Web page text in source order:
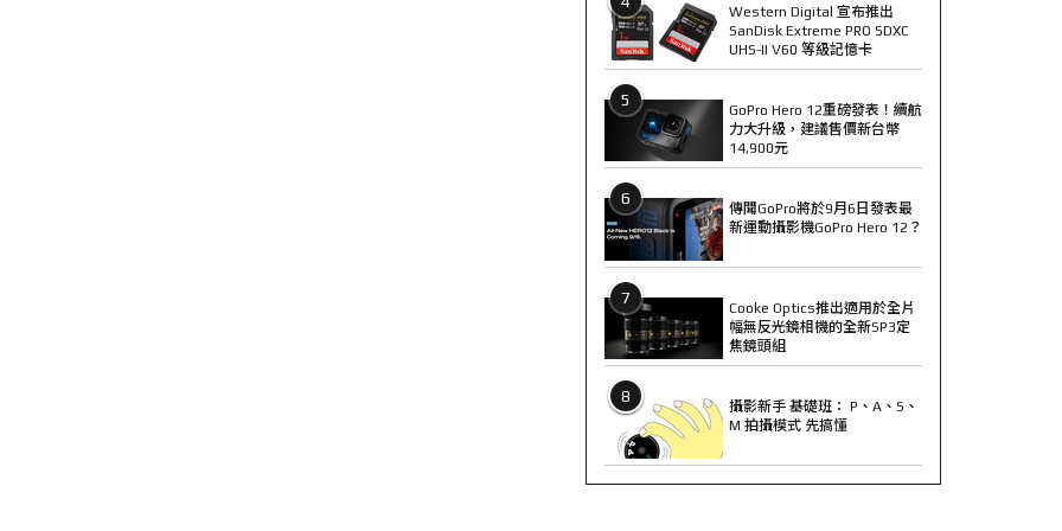
Western Digital 宣布推出
SanDisk Extreme PRO SDXC
UHS-II V60 等級記憶卡
5
GoPro Hero 12重磅發表！續航
力大升級，建議售價新台幣
14,900元
6
傳聞GoPro將於9月6日發表最
新運動攝影機GoPro Hero 12？
7
Cooke Optics推出適用於全片
幅無反光鏡相機的全新SP3定
焦鏡頭組
8
攝影新手 基礎班： P、A、S、
M 拍攝模式 先搞懂